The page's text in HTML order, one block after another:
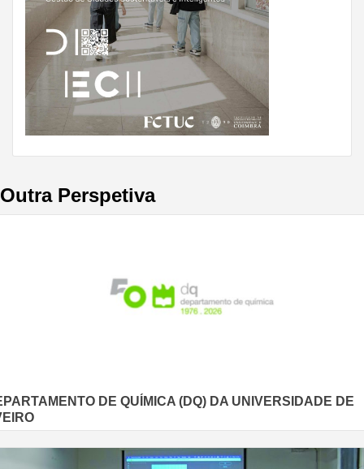
Outra Perspetiva
DE QUÍMICA (DQ) DA UNIVERSIDADE DE